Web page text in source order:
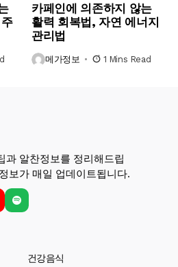
카페인에 의존하지 않는
활력 회복법, 자연 에너지
관리법
메가정보 1 Mins Read
과 알찬정보를 정리해드립
보가 매일 업데이트됩니다.
건강음식